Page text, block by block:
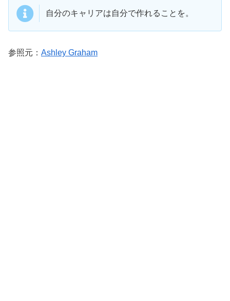
自分のキャリアは自分で作れることを。
参照元： Ashley Graham